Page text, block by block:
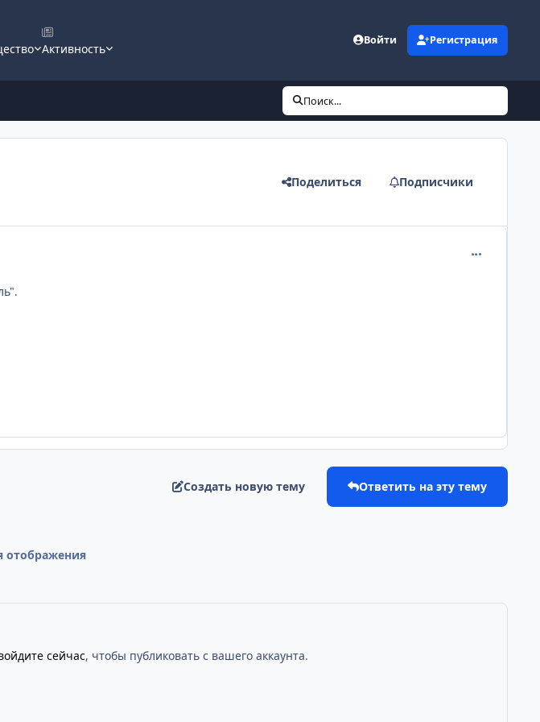
Активность
Войти Регистрация
Поиск...
Поделиться Подписчики
Создать новую тему Ответить на эту тему
отображения
сейчас, чтобы публиковать с вашего аккаунта.